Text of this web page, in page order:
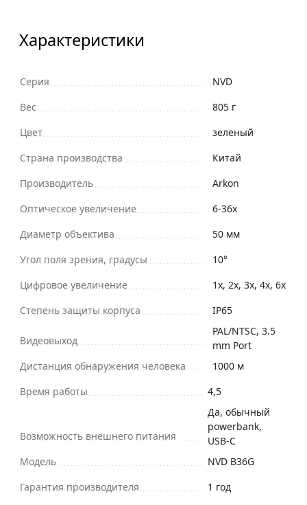
Характеристики
Серия
NVD
Вес
805 г
Цвет
зеленый
Страна производства
Китай
Производитель
Arkon
Оптическое увеличение
6-36х
Диаметр объектива
50 мм
Угол поля зрения, градусы
10°
Цифровое увеличение
1x, 2x, 3x, 4x, 6x
Степень защиты корпуса
IP65
Видеовыход
PAL/NTSC, 3.5
mm Port
Дистанция обнаружения человека
1000 м
Время работы
4,5
Возможность внешнего питания
Да, обычный
powerbank,
USB-C
Модель
NVD B36G
Гарантия производителя
1 год